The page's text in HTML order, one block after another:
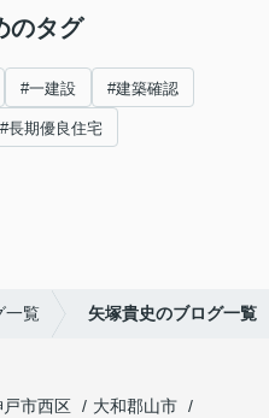
のタグ
#一建設 #建築確認
#長期優良住宅
一覧 矢塚貴史のブログ一覧
戸市西区
大和郡山市